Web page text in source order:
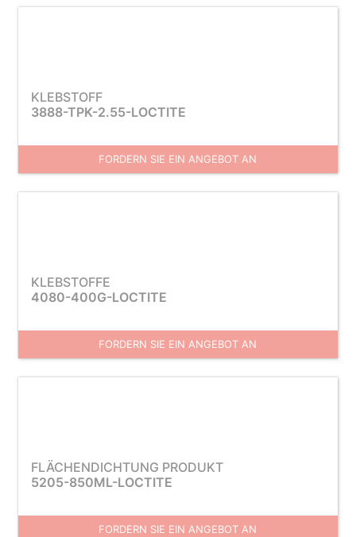
KLEBSTOFF
3888-TPK-2.55-LOCTITE
FORDERN SIE EIN ANGEBOT AN
KLEBSTOFFE
4080-400G-LOCTITE
FORDERN SIE EIN ANGEBOT AN
FLÄCHENDICHTUNG PRODUKT
5205-850ML-LOCTITE
FORDERN SIE EIN ANGEBOT AN